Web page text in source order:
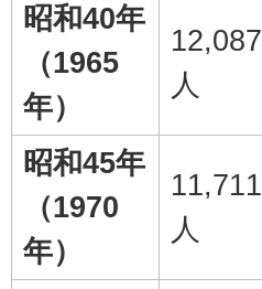
昭和40年
（1965
年）
12,087
人
昭和45年
（1970
年）
11,711
人